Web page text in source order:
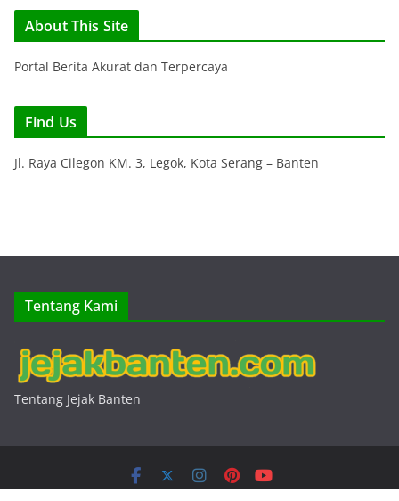
About This Site
Portal Berita Akurat dan Terpercaya
Find Us
Jl. Raya Cilegon KM. 3, Legok, Kota Serang – Banten
Tentang Kami
Tentang Jejak Banten